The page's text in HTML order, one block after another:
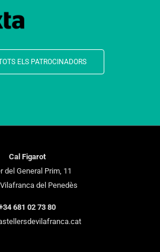
ELS PATROCINADORS
Cal Figarot
del General Prim, 11
del Penedès
681 02 73 80